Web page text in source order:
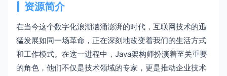
资源简介
在当今这个数字化浪潮汹涌澎湃的时代，互联网技术的迅
猛发展如同一场革命，正在深刻地改变着我们的生活方式
和工作模式。在这一进程中，Java架构师扮演着至关重要
的角色，他们不仅是技术领域的专家，更是推动企业技术